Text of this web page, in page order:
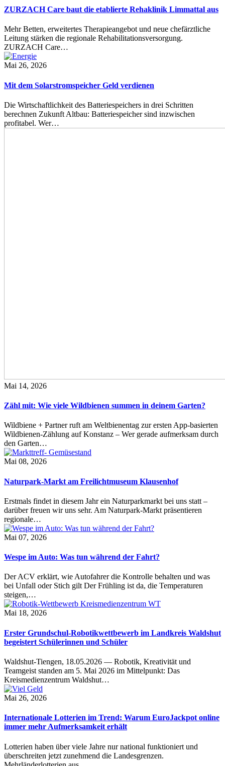
ZURZACH Care baut die etablierte Rehaklinik Limmattal aus
Mehr Betten, erweitertes Therapieangebot und neue chefärztliche
Leitung stärken die regionale Rehabilitationsversorgung.
ZURZACH Care…
Mai 26, 2026
Mit dem Solarstromspeicher Geld verdienen
Die Wirtschaftlichkeit des Batteriespeichers in drei Schritten
berechnen Zukunft Altbau: Batteriespeicher sind inzwischen
profitabel. Wer…
Mai 14, 2026
Zähl mit: Wie viele Wildbienen summen in deinem Garten?
Wildbiene + Partner ruft am Weltbienentag zur ersten App-basierten
Wildbienen-Zählung auf Konstanz – Wer gerade aufmerksam durch
den Garten…
Mai 08, 2026
Naturpark-Markt am Freilichtmuseum Klausenhof
Erstmals findet in diesem Jahr ein Naturparkmarkt bei uns statt –
darüber freuen wir uns sehr. Am Naturpark-Markt präsentieren
regionale…
Mai 07, 2026
Wespe im Auto: Was tun während der Fahrt?
Der ACV erklärt, wie Autofahrer die Kontrolle behalten und was
bei Unfall oder Stich gilt Der Frühling ist da, die Temperaturen
steigen,…
Mai 18, 2026
Erster Grundschul-Robotikwettbewerb im Landkreis Waldshut
begeistert Schülerinnen und Schüler
Waldshut-Tiengen, 18.05.2026 — Robotik, Kreativität und
Teamgeist standen am 5. Mai 2026 im Mittelpunkt: Das
Kreismedienzentrum Waldshut…
Mai 26, 2026
Internationale Lotterien im Trend: Warum EuroJackpot online
immer mehr Aufmerksamkeit erhält
Lotterien haben über viele Jahre nur national funktioniert und
überschreiten jetzt zunehmend die Landesgrenzen.